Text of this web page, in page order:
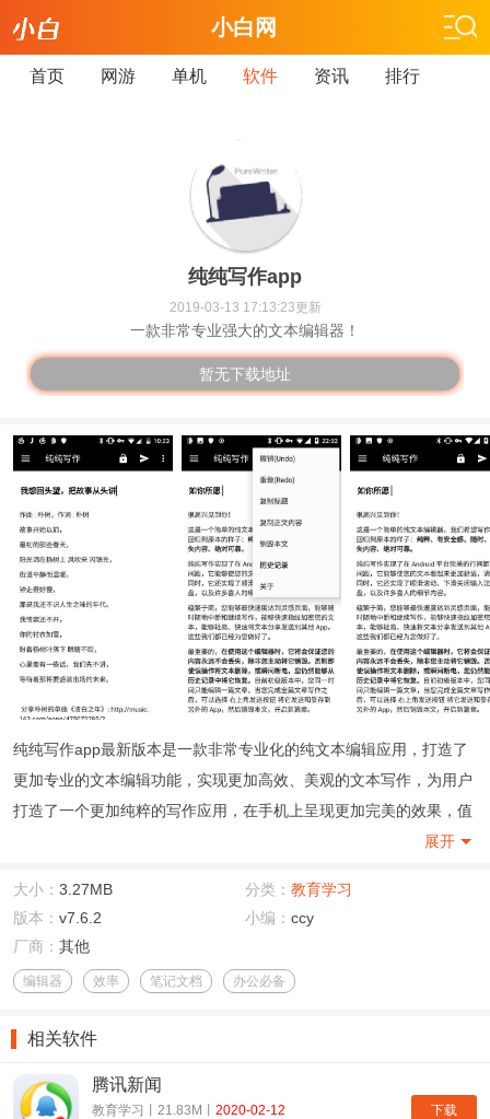
小白网
首页 网游 单机 软件 资讯 排行
纯纯写作app
2019-03-13 17:13:23更新
一款非常专业强大的文本编辑器！
暂无下载地址
纯纯写作app最新版本是一款非常专业化的纯文本编辑应用，打造了
更加专业的文本编辑功能，实现更加高效、美观的文本写作，为用户
打造了一个更加纯粹的写作应用，在手机上呈现更加完美的效果，值
展开
大小： 3.27MB 分类： 教育学习
版本： v7.6.2 小编： ccy
厂商： 其他
编辑器 效率 笔记文档 办公必备
相关软件
下载
腾讯新闻
教育学习丨21.83M丨 2020-02-12